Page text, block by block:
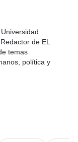
de EL
temas
política y